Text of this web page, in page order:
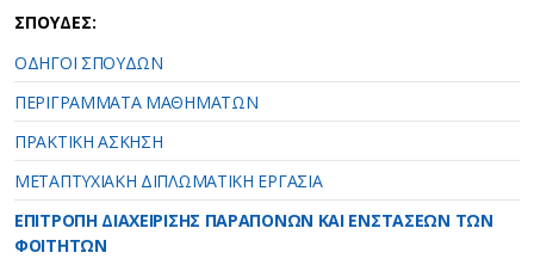
ΣΠΟΥΔΕΣ:
ΟΔΗΓΟΙ ΣΠΟΥΔΩΝ
ΠΕΡΙΓΡΑΜΜΑΤΑ ΜΑΘΗΜΑΤΩΝ
ΠΡΑΚΤΙΚΗ ΑΣΚΗΣΗ
ΜΕΤΑΠΤΥΧΙΑΚΗ ΔΙΠΛΩΜΑΤΙΚΗ ΕΡΓΑΣΙΑ
ΕΠΙΤΡΟΠΗ ΔΙΑΧΕΙΡΙΣΗΣ ΠΑΡΑΠΟΝΩΝ ΚΑΙ ΕΝΣΤΑΣΕΩΝ ΤΩΝ
ΦΟΙΤΗΤΩΝ